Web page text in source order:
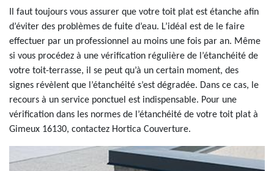
Il faut toujours vous assurer que votre toit plat est étanche afin
d’éviter des problèmes de fuite d’eau. L’idéal est de le faire
effectuer par un professionnel au moins une fois par an. Même
si vous procédez à une vérification régulière de l’étanchéité de
votre toit-terrasse, il se peut qu’à un certain moment, des
signes révèlent que l’étanchéité s’est dégradée. Dans ce cas, le
recours à un service ponctuel est indispensable. Pour une
vérification dans les normes de l’étanchéité de votre toit plat à
Gimeux 16130, contactez Hortica Couverture.